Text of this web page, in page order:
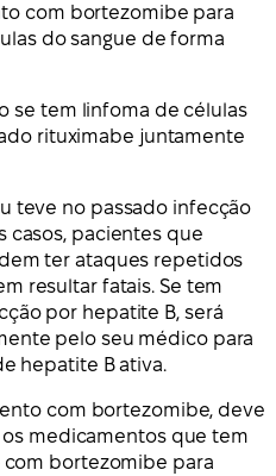
com bortezomibe para
do sangue de forma
se tem linfoma de células
rituximabe juntamente
teve no passado infecção
casos, pacientes que
ter ataques repetidos
resultar fatais. Se tem
por hepatite B, será
pelo seu médico para
hepatite B ativa.
com bortezomibe, deve
medicamentos que tem
bortezomibe para